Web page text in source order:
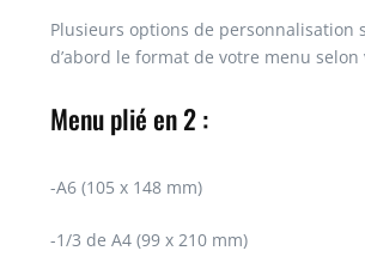
Plusieurs options de personnalisation
d’abord le format de votre menu
Menu plié en 2 :
-A6 (105 x 148 mm)
-1/3 de A4 (99 x 210 mm)